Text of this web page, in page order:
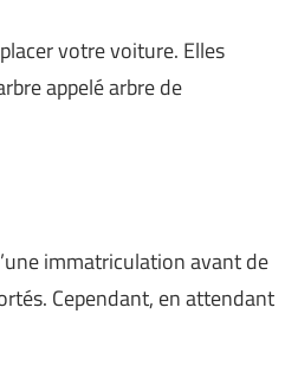
votre voiture. Elles
appelé arbre de
immatriculation avant de
Cependant, en attendant